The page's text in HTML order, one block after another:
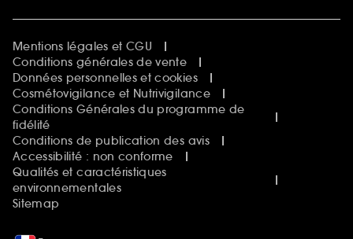
Mentions légales et CGU
Conditions générales de vente
Données personnelles et cookies
Cosmétovigilance et Nutrivigilance
Conditions Générales du programme de
fidélité
Conditions de publication des avis
Accessibilité : non conforme
Qualités et caractéristiques
environnementales
Sitemap